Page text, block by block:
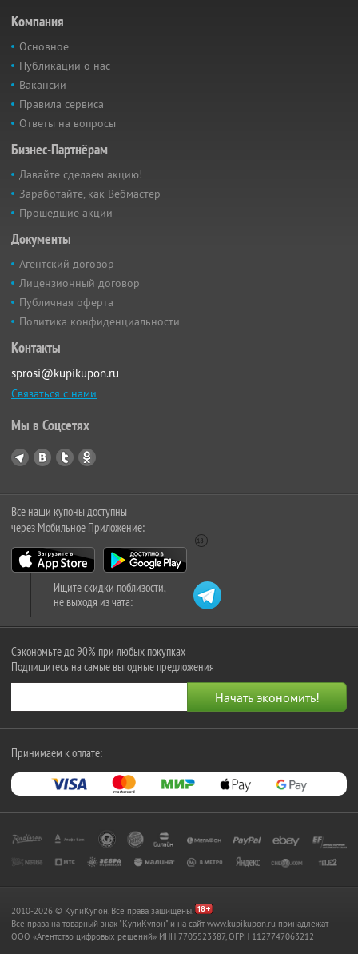
Компания
Основное
Публикации о нас
Вакансии
Правила сервиса
Ответы на вопросы
Бизнес-Партнёрам
Давайте сделаем акцию!
Заработайте, как Вебмастер
Прошедшие акции
Документы
Агентский договор
Лицензионный договор
Публичная оферта
Политика конфиденциальности
Контакты
sprosi@kupikupon.ru
Связаться с нами
Мы в Соцсетях
Все наши купоны доступны
через Мобильное Приложение:
Ищите скидки поблизости,
не выходя из чата:
Сэкономьте до 90% при любых покупках
Подпишитесь на самые выгодные предложения
Принимаем к оплате:
2010-2026 © КупиКупон. Все права защищены.
Все права на товарный знак "КупиКупон" и на сайт www.kupikupon.ru принадлежат
OOO «Агентство цифровых решений» ИНН 7705523387, ОГРН 1127747063212